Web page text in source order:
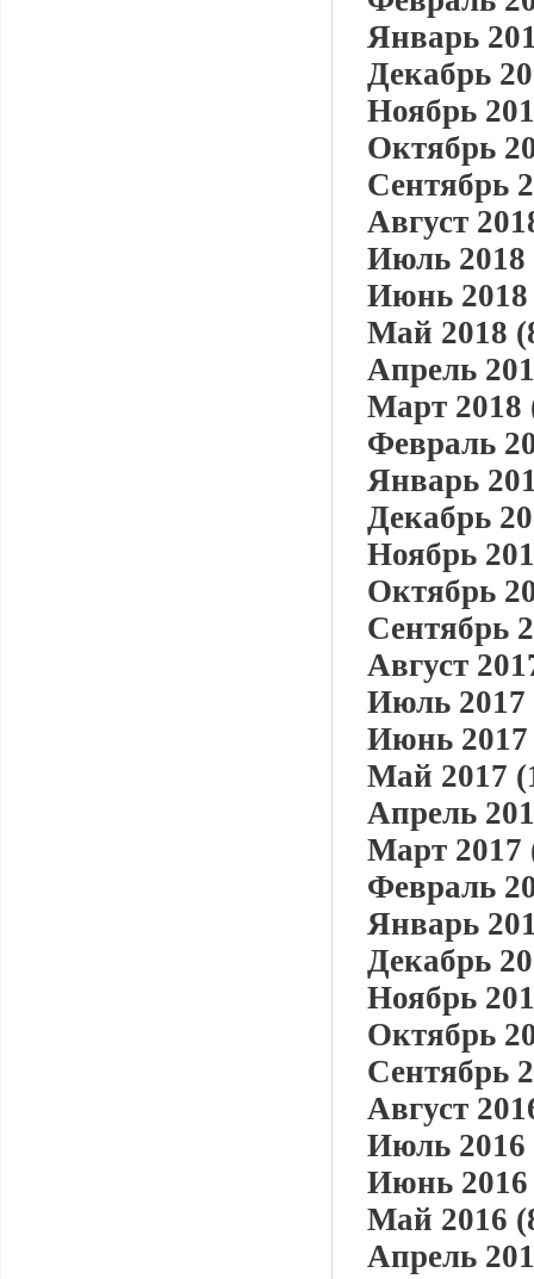
Январь
Декабрь
Ноябрь
Октябрь
Сентябрь
Август
Июль 2018
Июнь 2018
Май 2018
Апрель
Март 2018
Февраль
Январь
Декабрь
Ноябрь
Октябрь
Сентябрь
Август
Июль 2017
Июнь 2017
Май 2017
Апрель
Март 2017
Февраль
Январь
Декабрь
Ноябрь
Октябрь
Сентябрь
Август
Июль 2016
Июнь 2016
Май 2016
Апрель